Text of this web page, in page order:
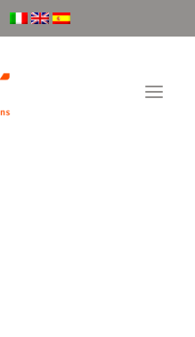
con estación de envasado lineal